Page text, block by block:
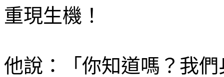
重現生機！
他說：「你知道嗎？我